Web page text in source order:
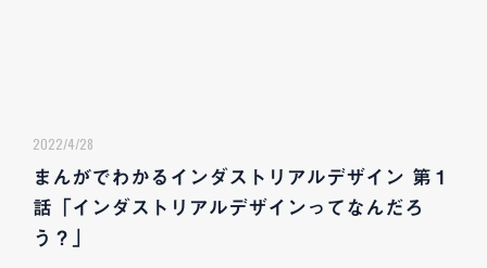
2022/4/28
まんがでわかるインダストリアルデザイン 第１
話「インダストリアルデザインってなんだろ
う？」